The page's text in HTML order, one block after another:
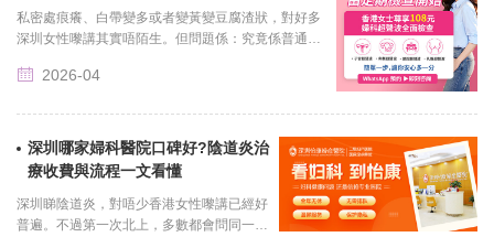
私密處痕癢、白帶變多或者變黃變豆腐渣狀，對好多
深圳女性嚟講其實唔陌生。但問題係：究竟係普通炎
洗液、塞藥，結果......
2026-04
深圳哪家婦科醫院口碑好?陰道炎治
療收費與流程一文看懂
深圳睇陰道炎，對唔少香港女性嚟講已經好
普遍。不過第一次北上，多數都會問同一個